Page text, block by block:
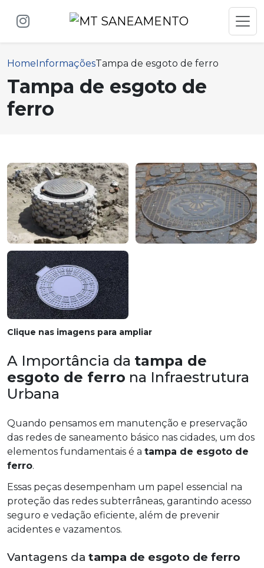
HomeInformaçõesTampa de esgoto de ferro
Tampa de esgoto de
ferro
Clique nas imagens para ampliar
A Importância da tampa de
esgoto de ferro na Infraestrutura
Urbana
Quando pensamos em manutenção e preservação
das redes de saneamento básico nas cidades, um dos
elementos fundamentais é a tampa de esgoto de
ferro.
Essas peças desempenham um papel essencial na
proteção das redes subterrâneas, garantindo acesso
seguro e vedação eficiente, além de prevenir
acidentes e vazamentos.
Vantagens da tampa de esgoto de ferro